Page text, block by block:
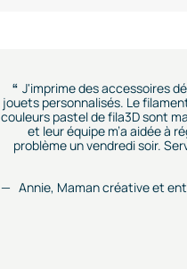
J'imprime des accessoires
jouets personnalisés. Le
couleurs pastel de fila3D sont
et leur équipe m’a aidée à
problème un vendredi soir.
Annie, Maman créative et